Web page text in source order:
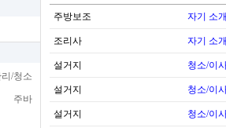
/청소
주바
주방보조 자기 소
조리사 자기 소
설거지 청소/이
설거지 청소/이
설거지 청소/이